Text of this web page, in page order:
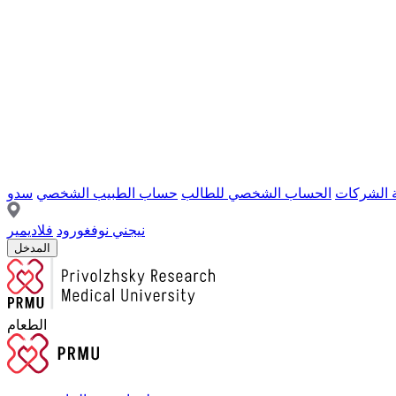
الشركات الحساب الشخصي للطالب حساب الطبيب الشخصي سدو
نيجني نوفغورود فلاديمير
المدخل
الطعام